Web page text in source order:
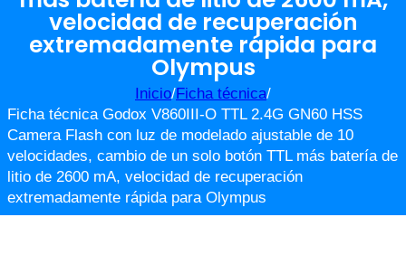
velocidad de recuperación
extremadamente rápida para
Olympus
Inicio/Ficha técnica/
Ficha técnica Godox V860III-O TTL 2.4G GN60 HSS
Camera Flash con luz de modelado ajustable de 10
velocidades, cambio de un solo botón TTL más batería de
litio de 2600 mA, velocidad de recuperación
extremadamente rápida para Olympus